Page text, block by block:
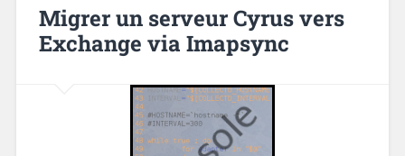
Migrer un serveur Cyrus vers
Exchange via Imapsync